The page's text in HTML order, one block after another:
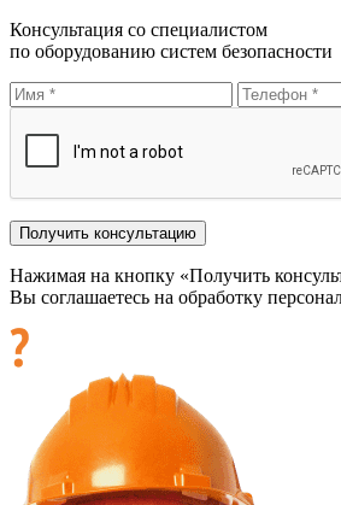
Консультация со специалистом
по оборудованию систем безопасности
Нажимая на кнопку «Получить
Вы соглашаетесь на обработку